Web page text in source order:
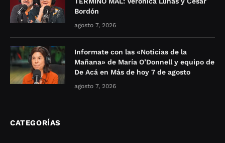
Bordón
agosto 7, 2026
Informate con las «Noticias de la
Mañana» de María O’Donnell y equipo de
De Acá en Más de hoy 7 de agosto
agosto 7, 2026
CATEGORÍAS